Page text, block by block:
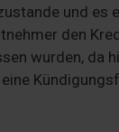
und es
den
wurden, da